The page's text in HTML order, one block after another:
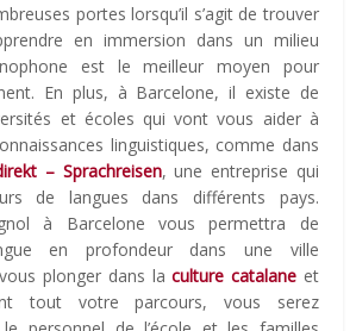
portes lorsqu’il s’agit de trouver
en immersion dans un milieu
est le meilleur moyen pour
En plus, à Barcelone, il existe de
et écoles qui vont vous aider à
linguistiques, comme dans
– Sprachreisen, une entreprise qui
de langues dans différents pays.
à Barcelone vous permettra de
en profondeur dans une ville
plonger dans laculture catalane et
tout votre parcours, vous serez